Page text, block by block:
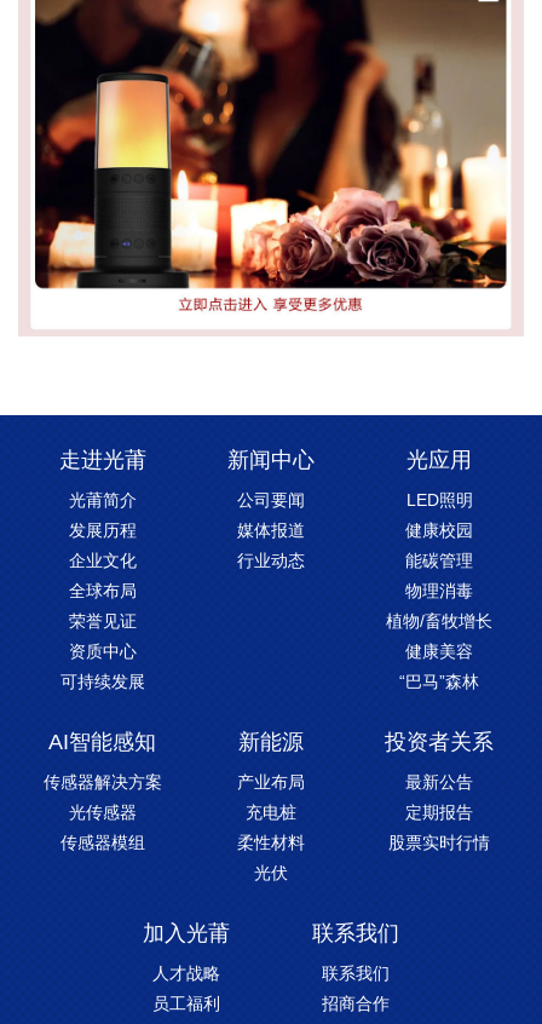
走进光莆
光莆简介
发展历程
企业文化
全球布局
荣誉见证
资质中心
可持续发展
新闻中心
公司要闻
媒体报道
行业动态
光应用
LED照明
健康校园
能碳管理
物理消毒
植物/畜牧增长
健康美容
“巴马”森林
AI智能感知
传感器解决方案
光传感器
传感器模组
新能源
产业布局
充电桩
柔性材料
光伏
投资者关系
最新公告
定期报告
股票实时行情
加入光莆
人才战略
员工福利
联系我们
联系我们
招商合作